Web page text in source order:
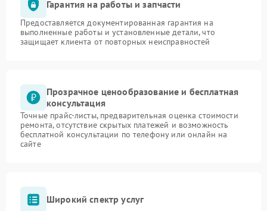
Гарантия на работы и запчасти
Предоставляется документированная гарантия на
выполненные работы и установленные детали, что
защищает клиента от повторных неисправностей
Прозрачное ценообразование и бесплатная
консультация
Точные прайс-листы, предварительная оценка стоимости
ремонта, отсутствие скрытых платежей и возможность
бесплатной консультации по телефону или онлайн на
сайте
Широкий спектр услуг